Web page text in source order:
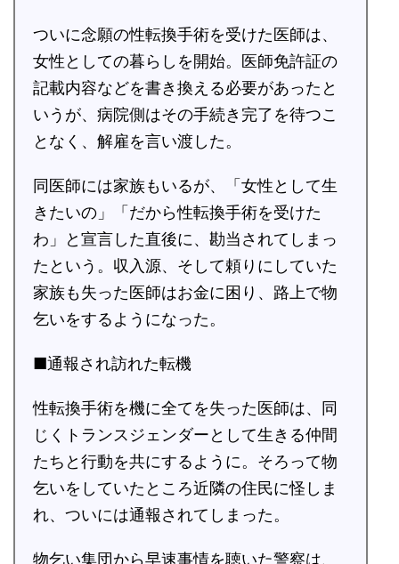
ついに念願の性転換手術を受けた医師は、
女性としての暮らしを開始。医師免許証の
記載内容などを書き換える必要があったと
いうが、病院側はその手続き完了を待つこ
となく、解雇を言い渡した。
同医師には家族もいるが、「女性として生
きたいの」「だから性転換手術を受けた
わ」と宣言した直後に、勘当されてしまっ
たという。収入源、そして頼りにしていた
家族も失った医師はお金に困り、路上で物
乞いをするようになった。
■通報され訪れた転機
性転換手術を機に全てを失った医師は、同
じくトランスジェンダーとして生きる仲間
たちと行動を共にするように。そろって物
乞いをしていたところ近隣の住民に怪しま
れ、ついには通報されてしまった。
物乞い集団から早速事情を聴いた警察は、